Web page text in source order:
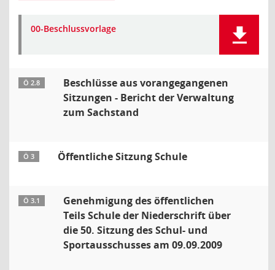
00-Beschlussvorlage
Ö 2.8
Beschlüsse aus vorangegangenen
Sitzungen - Bericht der Verwaltung
zum Sachstand
Ö 3 Öffentliche Sitzung Schule
Ö 3.1
Genehmigung des öffentlichen
Teils Schule der Niederschrift über
die 50. Sitzung des Schul- und
Sportausschusses am 09.09.2009